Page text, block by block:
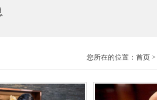
您所在的位置： 首页 >